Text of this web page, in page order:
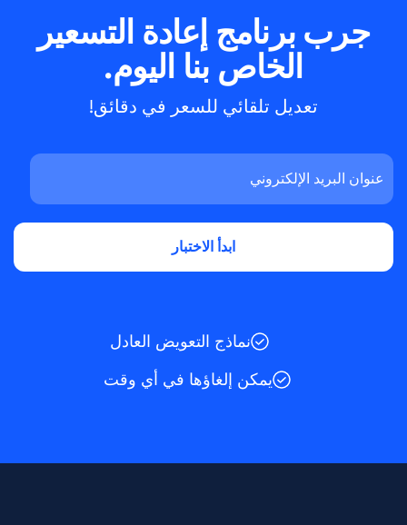
جرب برنامج إعادة التسعير
الخاص بنا اليوم.
تعديل تلقائي للسعر في دقائق!
نماذج التعويض العادل
يمكن إلغاؤها في أي وقت